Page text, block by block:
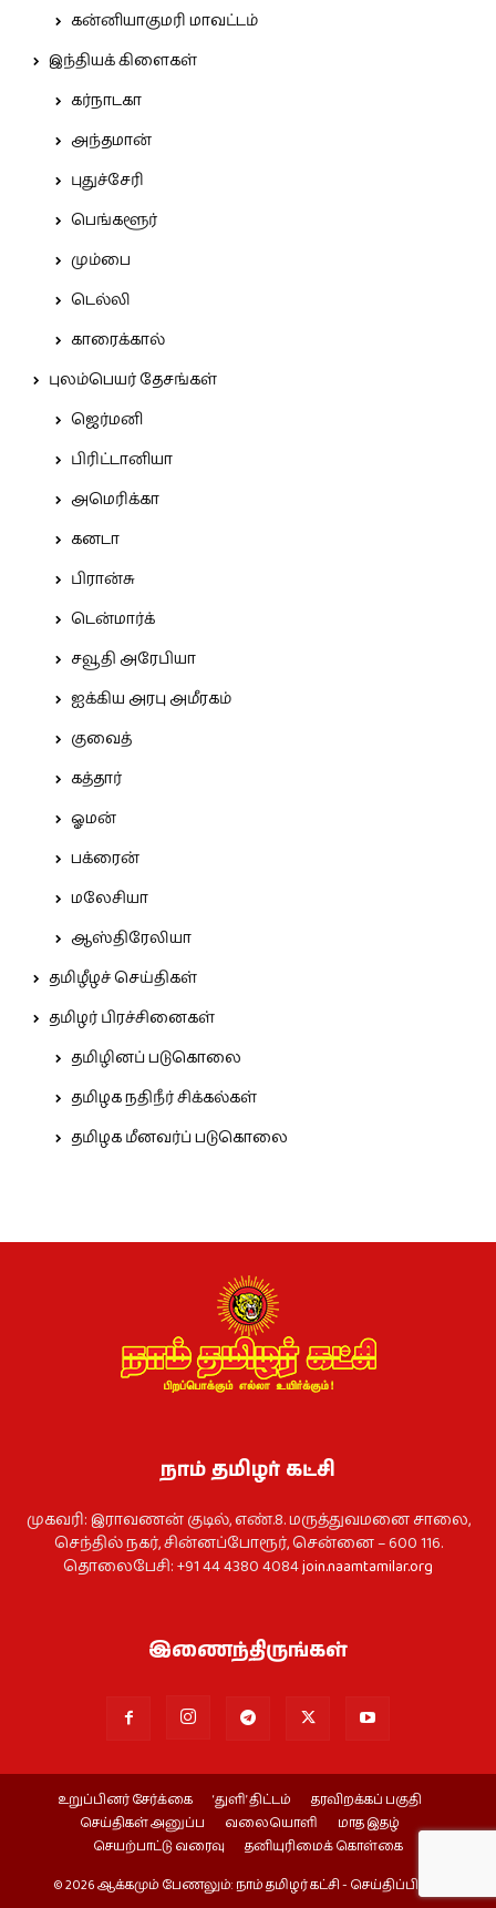
கன்னியாகுமரி மாவட்டம்
இந்தியக் கிளைகள்
கர்நாடகா
அந்தமான்
புதுச்சேரி
பெங்களூர்
மும்பை
டெல்லி
காரைக்கால்
புலம்பெயர் தேசங்கள்
ஜெர்மனி
பிரிட்டானியா
அமெரிக்கா
கனடா
பிரான்சு
டென்மார்க்
சவூதி அரேபியா
ஐக்கிய அரபு அமீரகம்
குவைத்
கத்தார்
ஓமன்
பக்ரைன்
மலேசியா
ஆஸ்திரேலியா
தமிழீழச் செய்திகள்
தமிழர் பிரச்சினைகள்
தமிழினப் படுகொலை
தமிழக நதிநீர் சிக்கல்கள்
தமிழக மீனவர்ப் படுகொலை
நாம் தமிழர் கட்சி
முகவரி: இராவணன் குடில், எண்.8. மருத்துவமனை சாலை,
செந்தில் நகர், சின்னப்போரூர், சென்னை – 600 116.
தொலைபேசி: +91 44 4380 4084join.naamtamilar.org
இணைந்திருங்கள்
உறுப்பினர் சேர்க்கை ‘துளி’ திட்டம்
தரவிறக்கப் பகுதி
செய்திகள் அனுப்ப
வலையொளி
மாத இதழ்
செயற்பாட்டு வரைவு
தனியுரிமைக் கொள்கை
© 2026 ஆக்கமும் பேணலும்: நாம் தமிழர் கட்சி - செய்திப்பிரிவு